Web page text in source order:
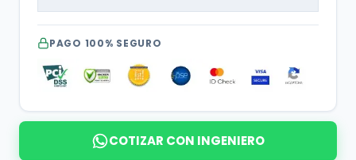
PAGO 100% SEGURO
COTIZAR CON INGENIERO